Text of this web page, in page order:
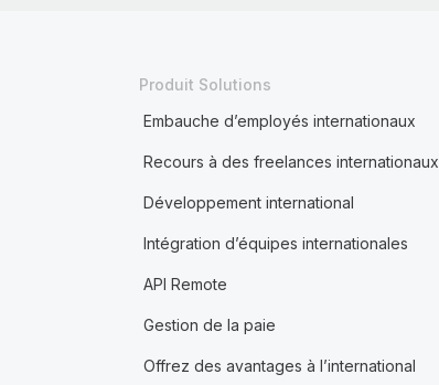
Produit Solutions
Embauche d’employés internationaux
Recours à des freelances internationaux
Développement international
Intégration d’équipes internationales
API Remote
Gestion de la paie
Offrez des avantages à l’international